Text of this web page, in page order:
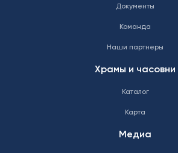
Документы
Команда
Наши партнеры
Храмы и часовни
Каталог
Карта
Медиа